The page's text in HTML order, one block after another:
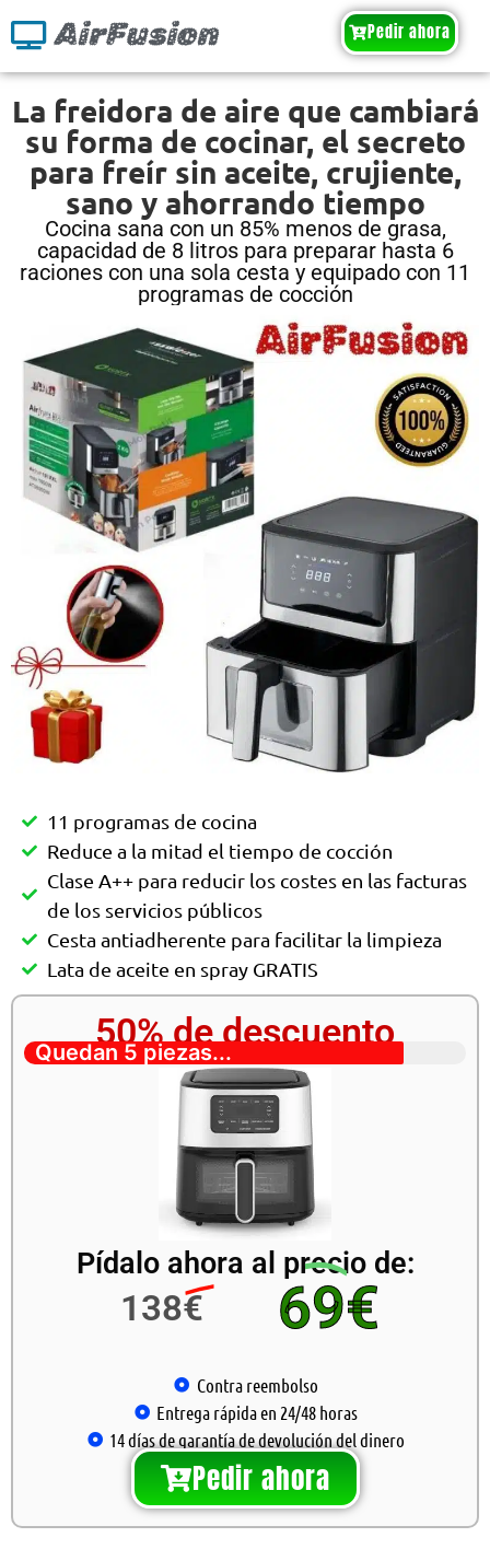
AirFusion Pedir ahora
La freidora de aire que cambiará
su forma de cocinar, el secreto
para freír sin aceite, crujiente,
sano y ahorrando tiempo
Cocina sana con un 85% menos de grasa,
capacidad de 8 litros para preparar hasta 6
raciones con una sola cesta y equipado con 11
programas de cocción
11 programas de cocina
Reduce a la mitad el tiempo de cocción
Clase A++ para reducir los costes en las facturas
de los servicios públicos
Cesta antiadherente para facilitar la limpieza
Lata de aceite en spray GRATIS
50% de descuento
Quedan 5 piezas...
Pídalo ahora al precio de:
138€ 69€
Contra reembolso
Entrega rápida en 24/48 horas
14 días de garantía de devolución del dinero
Pedir ahora